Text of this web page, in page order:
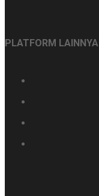
PLATFORM LAINNYA